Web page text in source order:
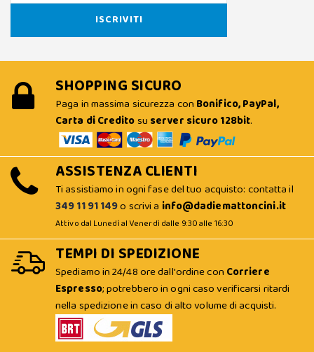
SHOPPING SICURO
Paga in massima sicurezza con Bonifico, PayPal,
Carta di Creditosu server sicuro 128bit.
ASSISTENZA CLIENTI
Ti assistiamo in ogni fase del tuo acquisto: contatta il
349 11 91 149o scrivi a info@dadiemattoncini.it
Attivo dal Lunedì al Venerdì dalle 9:30 alle 16:30
TEMPI DI SPEDIZIONE
Spediamo in 24/48 ore dall'ordine con Corriere
Espresso; potrebbero in ogni caso verificarsi ritardi
nella spedizione in caso di alto volume di acquisti.